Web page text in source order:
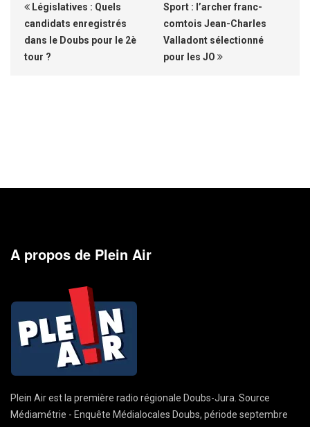
Législatives : Quels
candidats enregistrés
dans le Doubs pour le 2è
tour ?
Sport : l’archer franc-
comtois Jean-Charles
Valladont sélectionné
pour les JO
A propos de Plein Air
Plein Air est la première radio régionale Doubs-Jura. Source
Médiamétrie - Enquête Médialocales Doubs, période septembre